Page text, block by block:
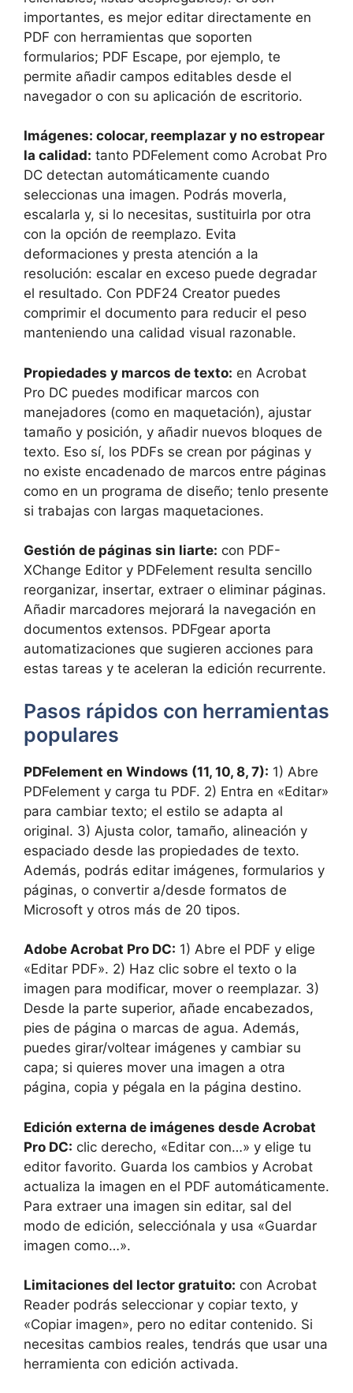
importantes, es mejor editar directamente en
PDF con herramientas que soporten
formularios; PDF Escape, por ejemplo, te
permite añadir campos editables desde el
navegador o con su aplicación de escritorio.
Imágenes: colocar, reemplazar y no estropear
la calidad: tanto PDFelement como Acrobat Pro
DC detectan automáticamente cuando
seleccionas una imagen. Podrás moverla,
escalarla y, si lo necesitas, sustituirla por otra
con la opción de reemplazo. Evita
deformaciones y presta atención a la
resolución: escalar en exceso puede degradar
el resultado. Con PDF24 Creator puedes
comprimir el documento para reducir el peso
manteniendo una calidad visual razonable.
Propiedades y marcos de texto: en Acrobat
Pro DC puedes modificar marcos con
manejadores (como en maquetación), ajustar
tamaño y posición, y añadir nuevos bloques de
texto. Eso sí, los PDFs se crean por páginas y
no existe encadenado de marcos entre páginas
como en un programa de diseño; tenlo presente
si trabajas con largas maquetaciones.
Gestión de páginas sin liarte: con PDF-
XChange Editor y PDFelement resulta sencillo
reorganizar, insertar, extraer o eliminar páginas.
Añadir marcadores mejorará la navegación en
documentos extensos. PDFgear aporta
automatizaciones que sugieren acciones para
estas tareas y te aceleran la edición recurrente.
Pasos rápidos con herramientas
populares
PDFelement en Windows (11, 10, 8, 7): 1) Abre
PDFelement y carga tu PDF. 2) Entra en «Editar»
para cambiar texto; el estilo se adapta al
original. 3) Ajusta color, tamaño, alineación y
espaciado desde las propiedades de texto.
Además, podrás editar imágenes, formularios y
páginas, o convertir a/desde formatos de
Microsoft y otros más de 20 tipos.
Adobe Acrobat Pro DC: 1) Abre el PDF y elige
«Editar PDF». 2) Haz clic sobre el texto o la
imagen para modificar, mover o reemplazar. 3)
Desde la parte superior, añade encabezados,
pies de página o marcas de agua. Además,
puedes girar/voltear imágenes y cambiar su
capa; si quieres mover una imagen a otra
página, copia y pégala en la página destino.
Edición externa de imágenes desde Acrobat
Pro DC: clic derecho, «Editar con…» y elige tu
editor favorito. Guarda los cambios y Acrobat
actualiza la imagen en el PDF automáticamente.
Para extraer una imagen sin editar, sal del
modo de edición, selecciónala y usa «Guardar
imagen como…».
Limitaciones del lector gratuito: con Acrobat
Reader podrás seleccionar y copiar texto, y
«Copiar imagen», pero no editar contenido. Si
necesitas cambios reales, tendrás que usar una
herramienta con edición activada.